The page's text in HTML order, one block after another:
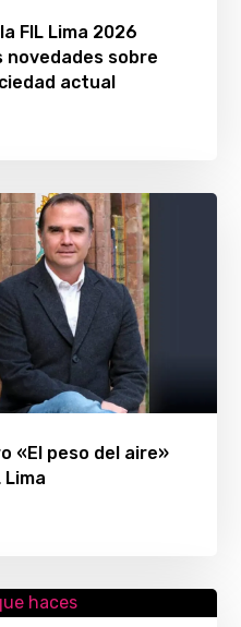
FIL Lima 2026
novedades sobre
actual
«El peso del aire»
Lima